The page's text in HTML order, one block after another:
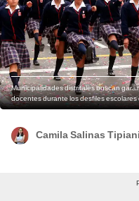
Municipalidades distritales buscan
docentes durante los desfiles escolares
Camila Salinas Tipiani